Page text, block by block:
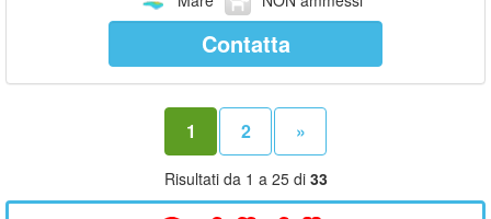
Contatta
1 2 »
Risultati da 1 a 25 di 33